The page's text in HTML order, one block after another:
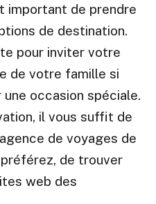
important de prendre
de destination.
pour inviter votre
de votre famille si
occasion spéciale.
il vous suffit de
de voyages de
de trouver
web des